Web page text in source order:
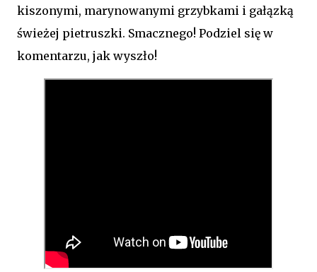
kiszonymi, marynowanymi grzybkami i gałązką
świeżej pietruszki. Smacznego! Podziel się w
komentarzu, jak wyszło!